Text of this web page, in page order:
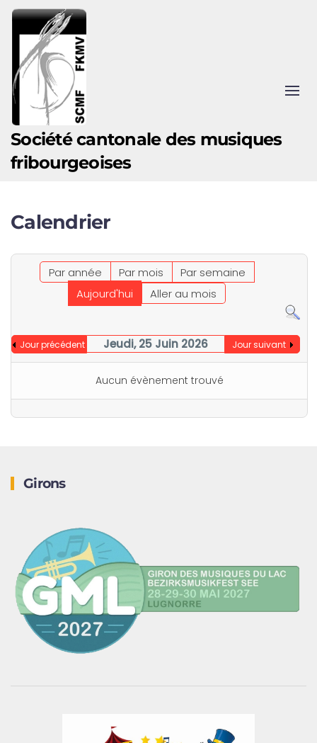
Accéder au contenu principal
Société cantonale des musiques
fribourgeoises
Calendrier
Par année Par mois
Par semaine
Aujourd'hui
Aller au mois
Jour précédent Jeudi, 25 Juin 2026 Jour suivant
Aucun évènement trouvé
Girons